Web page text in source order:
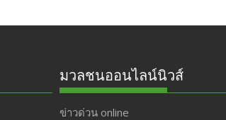
มวลชนออนไลน์นิวส์
ข่าวด่วน online